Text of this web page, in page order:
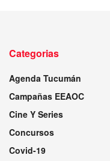
Categorias
Agenda Tucumán
Campañas EEAOC
Cine Y Series
Concursos
Covid-19